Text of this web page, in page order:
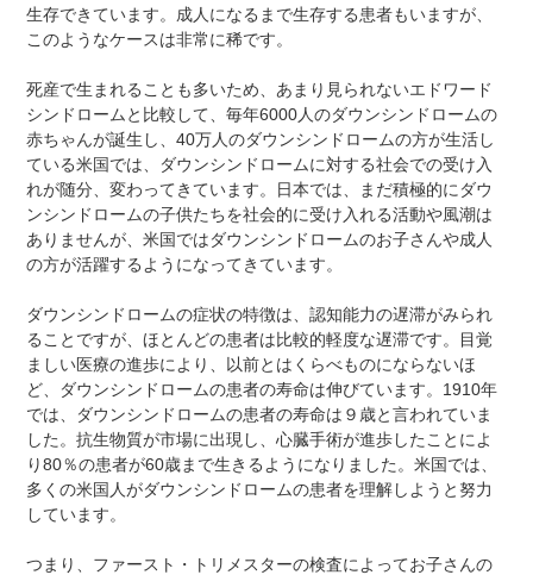
生存できています。成人になるまで生存する患者もいますが、
このようなケースは非常に稀です。
死産で生まれることも多いため、あまり見られないエドワード
シンドロームと比較して、毎年6000人のダウンシンドロームの
赤ちゃんが誕生し、40万人のダウンシンドロームの方が生活し
ている米国では、ダウンシンドロームに対する社会での受け入
れが随分、変わってきています。日本では、まだ積極的にダウ
ンシンドロームの子供たちを社会的に受け入れる活動や風潮は
ありませんが、米国ではダウンシンドロームのお子さんや成人
の方が活躍するようになってきています。
ダウンシンドロームの症状の特徴は、認知能力の遅滞がみられ
ることですが、ほとんどの患者は比較的軽度な遅滞です。目覚
ましい医療の進歩により、以前とはくらべものにならないほ
ど、ダウンシンドロームの患者の寿命は伸びています。1910年
では、ダウンシンドロームの患者の寿命は９歳と言われていま
した。抗生物質が市場に出現し、心臓手術が進歩したことによ
り80％の患者が60歳まで生きるようになりました。米国では、
多くの米国人がダウンシンドロームの患者を理解しようと努力
しています。
つまり、ファースト・トリメスターの検査によってお子さんの